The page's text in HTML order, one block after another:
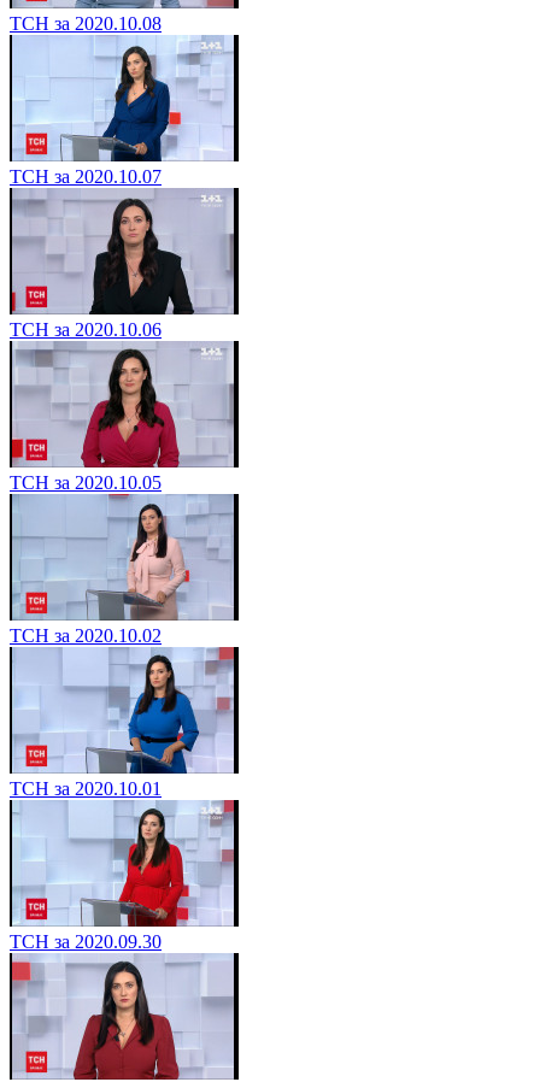
ТСН за 2020.10.08
ТСН за 2020.10.07
ТСН за 2020.10.06
ТСН за 2020.10.05
ТСН за 2020.10.02
ТСН за 2020.10.01
ТСН за 2020.09.30